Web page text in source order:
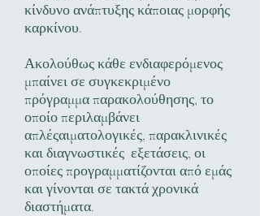
κίνδυνο ανάπτυξης κάποιας μορφής
καρκίνου.
Ακολούθως κάθε ενδιαφερόμενος
μπαίνει σε συγκεκριμένο
πρόγραμμα παρακολούθησης, το
οποίο περιλαμβάνει
απλέςαιματολογικές, παρακλινικές
και διαγνωστικές εξετάσεις, οι
οποίες προγραμματίζονται από εμάς
και γίνονται σε τακτά χρονικά
διαστήματα.